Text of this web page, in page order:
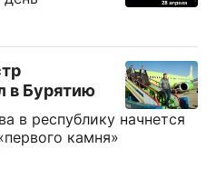
в Бурятию
в республику начнется
камня»